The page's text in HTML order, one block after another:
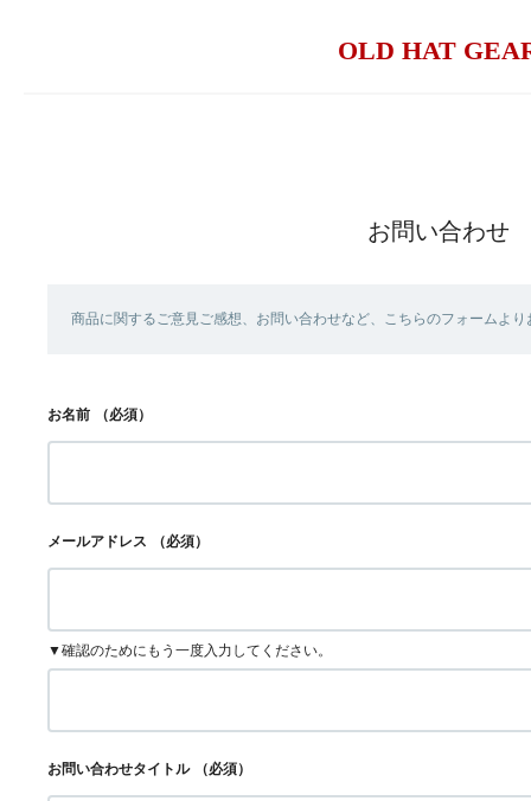
OLD HAT
お問い合わせ
商品に関するご意見ご感想、お問い合わせなど、こちらのフォームよ
お名前 （必須）
メールアドレス （必須）
▼確認のためにもう一度入力してください。
お問い合わせタイトル （必須）